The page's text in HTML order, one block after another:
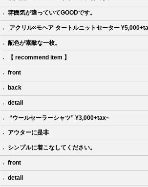
雰囲気が違っていてGOODです。
ㅤㅤㅤㅤㅤㅤㅤㅤㅤㅤㅤㅤㅤㅤㅤ アクリル×モヘア タートルニットセーター ¥5,000+tax ㅤㅤㅤㅤㅤㅤㅤㅤㅤ
配色が素敵な一枚。
【 recommend item 】
front
back
detail
ㅤㅤㅤㅤㅤㅤㅤㅤㅤㅤㅤㅤㅤㅤㅤ “ウールセーラーシャツ” ¥3,000+tax~ ㅤㅤㅤㅤㅤㅤㅤ
アウターに是非
シンプルに着こなしてください。
front
detail